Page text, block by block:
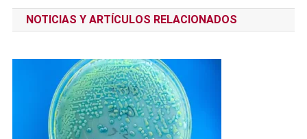
entradas
NOTICIAS Y ARTÍCULOS RELACIONADOS